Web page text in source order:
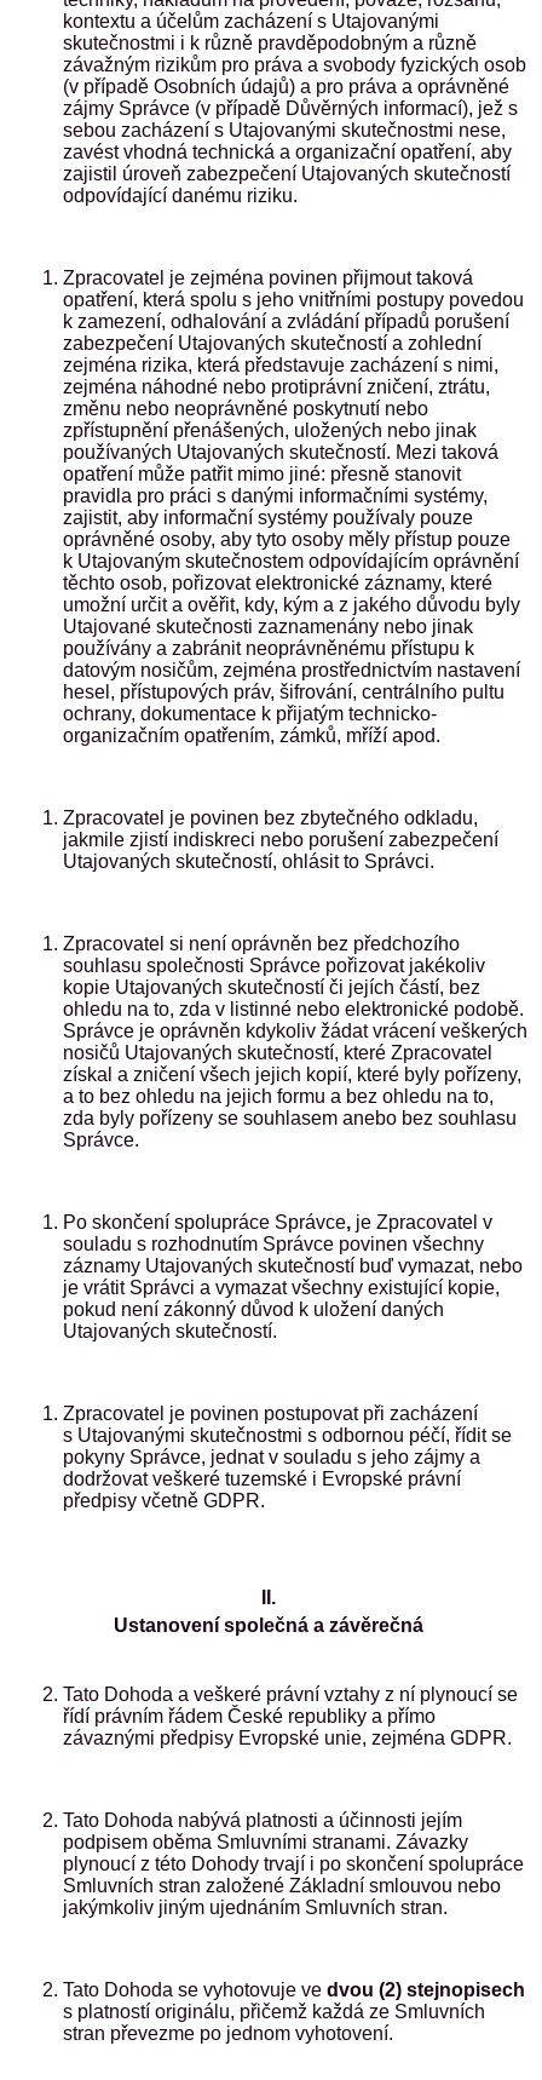
kontextu a účelům zacházení s Utajovanými
skutečnostmi i k různě pravděpodobným a různě
závažným rizikům pro práva a svobody fyzických osob
(v případě Osobních údajů) a pro práva a oprávněné
zájmy Správce (v případě Důvěrných informací), jež s
sebou zacházení s Utajovanými skutečnostmi nese,
zavést vhodná technická a organizační opatření, aby
zajistil úroveň zabezpečení Utajovaných skutečností
odpovídající danému riziku.
Zpracovatel je zejména povinen přijmout taková
opatření, která spolu s jeho vnitřními postupy povedou
k zamezení, odhalování a zvládání případů porušení
zabezpečení Utajovaných skutečností a zohlední
zejména rizika, která představuje zacházení s nimi,
zejména náhodné nebo protiprávní zničení, ztrátu,
změnu nebo neoprávněné poskytnutí nebo
zpřístupnění přenášených, uložených nebo jinak
používaných Utajovaných skutečností. Mezi taková
opatření může patřit mimo jiné: přesně stanovit
pravidla pro práci s danými informačními systémy,
zajistit, aby informační systémy používaly pouze
oprávněné osoby, aby tyto osoby měly přístup pouze
k Utajovaným skutečnostem odpovídajícím oprávnění
těchto osob, pořizovat elektronické záznamy, které
umožní určit a ověřit, kdy, kým a z jakého důvodu byly
Utajované skutečnosti zaznamenány nebo jinak
používány a zabránit neoprávněnému přístupu k
datovým nosičům, zejména prostřednictvím nastavení
hesel, přístupových práv, šifrování, centrálního pultu
ochrany, dokumentace k přijatým technicko-
organizačním opatřením, zámků, mříží apod.
Zpracovatel je povinen bez zbytečného odkladu,
jakmile zjistí indiskreci nebo porušení zabezpečení
Utajovaných skutečností, ohlásit to Správci.
Zpracovatel si není oprávněn bez předchozího
souhlasu společnosti Správce pořizovat jakékoliv
kopie Utajovaných skutečností či jejích částí, bez
ohledu na to, zda v listinné nebo elektronické podobě.
Správce je oprávněn kdykoliv žádat vrácení veškerých
nosičů Utajovaných skutečností, které Zpracovatel
získal a zničení všech jejich kopií, které byly pořízeny,
a to bez ohledu na jejich formu a bez ohledu na to,
zda byly pořízeny se souhlasem anebo bez souhlasu
Správce.
Po skončení spolupráce Správce, je Zpracovatel v
souladu s rozhodnutím Správce povinen všechny
záznamy Utajovaných skutečností buď vymazat, nebo
je vrátit Správci a vymazat všechny existující kopie,
pokud není zákonný důvod k uložení daných
Utajovaných skutečností.
Zpracovatel je povinen postupovat při zacházení
s Utajovanými skutečnostmi s odbornou péčí, řídit se
pokyny Správce, jednat v souladu s jeho zájmy a
dodržovat veškeré tuzemské i Evropské právní
předpisy včetně GDPR.
II.
Ustanovení společná a závěrečná
Tato Dohoda a veškeré právní vztahy z ní plynoucí se
řídí právním řádem České republiky a přímo
závaznými předpisy Evropské unie, zejména GDPR.
Tato Dohoda nabývá platnosti a účinnosti jejím
podpisem oběma Smluvními stranami. Závazky
plynoucí z této Dohody trvají i po skončení spolupráce
Smluvních stran založené Základní smlouvou nebo
jakýmkoliv jiným ujednáním Smluvních stran.
Tato Dohoda se vyhotovuje ve dvou (2) stejnopisech
s platností originálu, přičemž každá ze Smluvních
stran převezme po jednom vyhotovení.